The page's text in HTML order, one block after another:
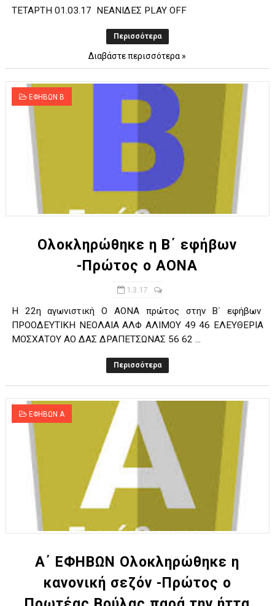
ΤΕΤΑΡΤΗ 01.03.17 ΝΕΑΝΙΔΕΣ PLAY OFF
Περισσότερα
Διαβάστε περισσότερα »
ΕΦΗΒΩΝ Β
Ολοκληρώθηκε η Β΄ εφήβων
-Πρώτος ο ΑΟΝΑ
1.3.17
Η 22η αγωνιστική O AONA πρώτος στην Β΄ εφήβων
ΠΡΟΟΔΕΥΤΙΚΗ ΝΕΟΛΑΙΑ ΑΛΦ ΑΛΙΜΟY 49 46 ΕΛΕΥΘΕΡΙΑ
ΜΟΣΧΑΤΟΥ ΑΟ ΔΑΣ ΔΡΑΠΕΤΣΩΝΑΣ 56 62 ...
Περισσότερα
ΕΦΗΒΩΝ Α
Α΄ ΕΦΗΒΩΝ Ολοκληρώθηκε η
κανονική σεζόν -Πρώτος ο